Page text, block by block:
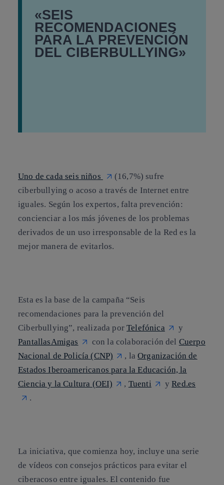
«SEIS
RECOMENDACIONES
PARA LA PREVENCIÓN
DEL CIBERBULLYING»
Uno de cada seis niños
(16,7%) sufre
ciberbullying o acoso a través de Internet entre
iguales. Según los expertos, falta prevención:
concienciar a los más jóvenes de los problemas
derivados de un uso irresponsable de la Red es la
mejor manera de evitarlos.
Esta es la base de la campaña “Seis
recomendaciones para la prevención del
Ciberbullying”, realizada porTelefónica
y
PantallasAmigas
con la colaboración del Cuerpo
Nacional de Policía (CNP)
, laOrganización de
Estados Iberoamericanos para la Educación, la
Ciencia y la Cultura (OEI)
, Tuenti yRed.es
.
La iniciativa, que comienza hoy, incluye una serie
de vídeos con consejos prácticos para evitar el
ciberacoso entre iguales. El contenido fue